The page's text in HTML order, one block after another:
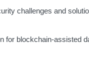
challenges and
for blockchain-assisted